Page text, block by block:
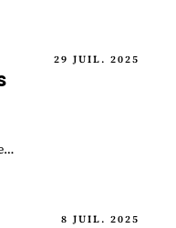
29 JUIL. 2025
8 JUIL. 2025